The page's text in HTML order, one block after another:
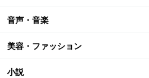
音声・音楽
美容・ファッション
小説